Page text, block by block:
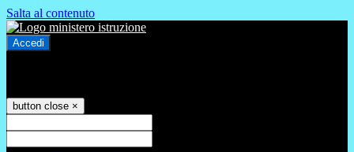
Salta al contenuto
Accedi
button close ×